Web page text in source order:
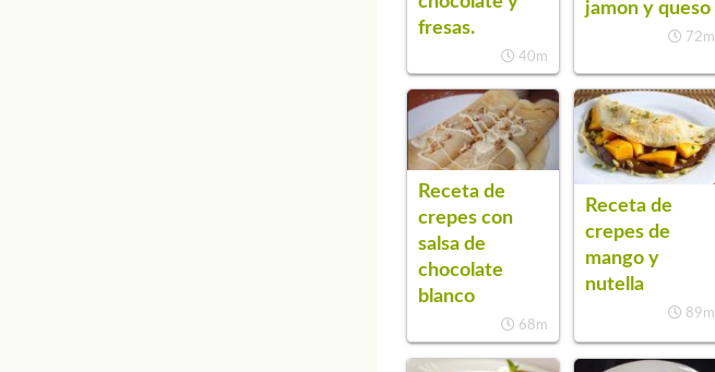
fresas.
40m
jamon y queso
72m
Receta de
crepes con
salsa de
chocolate
blanco
68m
Receta de
crepes de
mango y
nutella
89m